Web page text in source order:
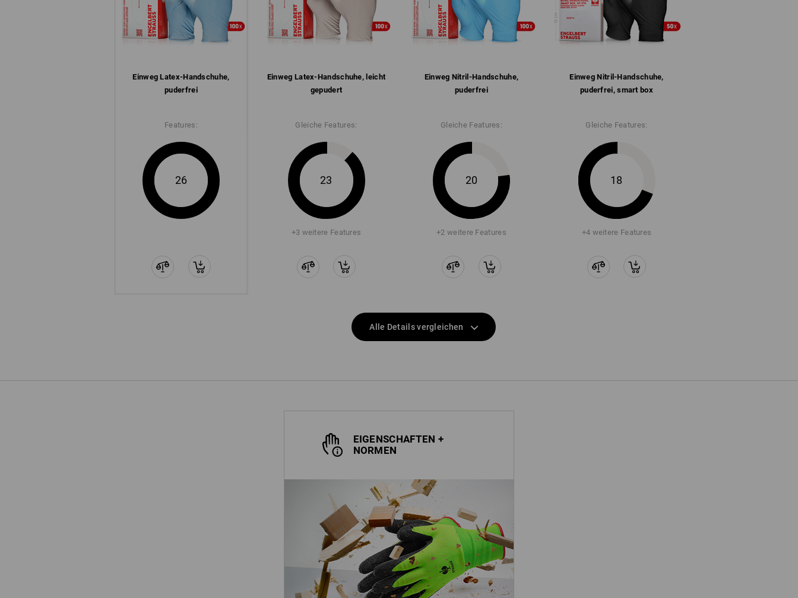
Einweg Latex-Handschuhe,
puderfrei
Features:
26
Einweg Latex-Handschuhe, leicht
gepudert
Einweg Nitril-Handschuhe,
puderfrei
Einweg Nitril-Handschuhe,
puderfrei, smart box
Gleiche Features:
23
+3 weitere Features
Gleiche Features:
20
+2 weitere Features
Gleiche Features:
18
+4 weitere Features
Alle Details vergleichen
EIGENSCHAFTEN +
NORMEN